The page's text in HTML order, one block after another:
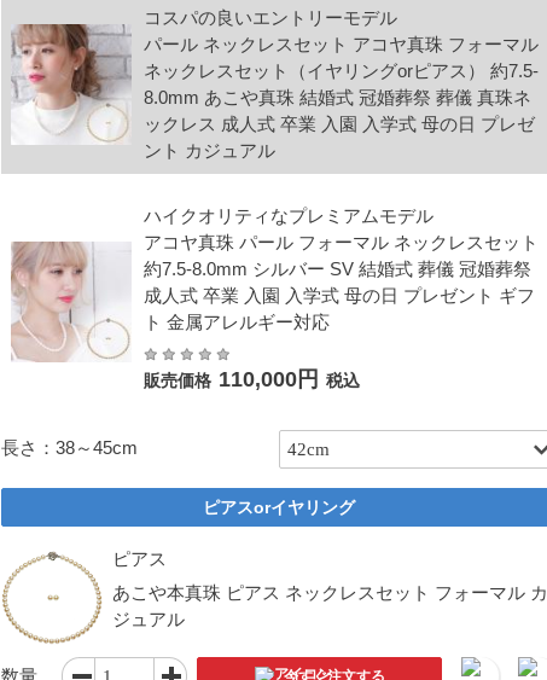
コスパの良いエントリーモデル
パール ネックレスセット アコヤ真珠 フォーマル
ネックレスセット（イヤリングorピアス） 約7.5-
8.0mm あこや真珠 結婚式 冠婚葬祭 葬儀 真珠ネ
ックレス 成人式 卒業 入園 入学式 母の日 プレゼ
ント カジュアル
ハイクオリティなプレミアムモデル
アコヤ真珠 パール フォーマル ネックレスセット
約7.5-8.0mm シルバー SV 結婚式 葬儀 冠婚葬祭
成人式 卒業 入園 入学式 母の日 プレゼント ギフ
ト 金属アレルギー対応
販売価格 110,000円 税込
長さ：38～45cm
ピアスorイヤリング
ピアス
あこや本真珠 ピアス ネックレスセット フォーマル カ
ジュアル
今すぐ注文する